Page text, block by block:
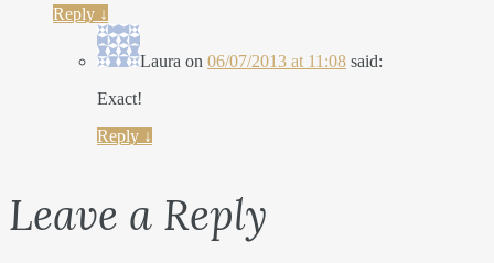
Reply ↓
Laura on 06/07/2013 at 11:08 said:
Exact!
Reply ↓
Leave a Reply